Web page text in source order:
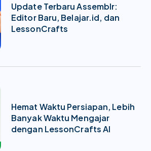
Update Terbaru Assemblr:
Editor Baru, Belajar.id, dan
LessonCrafts
Hemat Waktu Persiapan, Lebih
Banyak Waktu Mengajar
dengan LessonCrafts AI